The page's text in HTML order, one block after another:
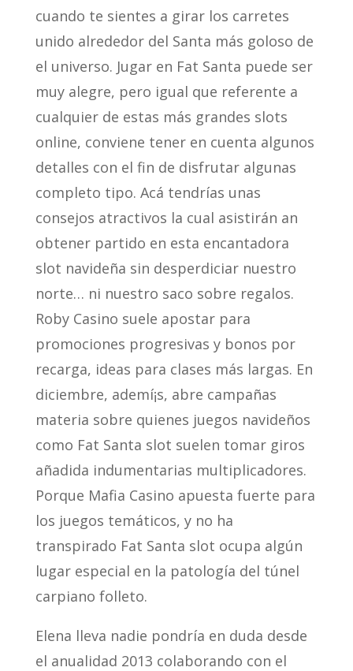
cuando te sientes a girar los carretes
unido alrededor del Santa más goloso de
el universo. Jugar en Fat Santa puede ser
muy alegre, pero igual que referente a
cualquier de estas más grandes slots
online, conviene tener en cuenta algunos
detalles con el fin de disfrutar algunas
completo tipo. Acá tendrí­as unas
consejos atractivos la cual asistirán an
obtener partido en esta encantadora
slot navideña sin desperdiciar nuestro
norte… ni nuestro saco sobre regalos.
Roby Casino suele apostar para
promociones progresivas y bonos por
recarga, ideas para clases más largas. En
diciembre, ademí¡s, abre campañas
materia sobre quienes juegos navideños
como Fat Santa slot suelen tomar giros
añadida indumentarias multiplicadores.
Porque Mafia Casino apuesta fuerte para
los juegos temáticos, y no ha
transpirado Fat Santa slot ocupa algún
lugar especial en la patologí­a del túnel
carpiano folleto.
Elena lleva nadie pondrí­a en duda desde
el anualidad 2013 colaborando con el